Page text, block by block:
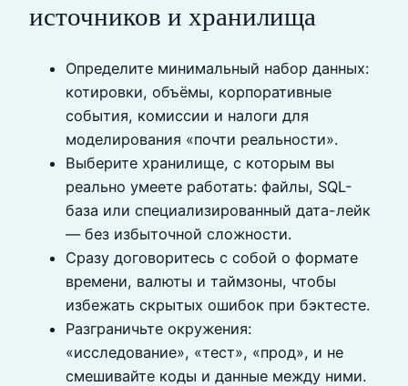
источников и хранилища
Определите минимальный набор данных:
котировки, объёмы, корпоративные
события, комиссии и налоги для
моделирования «почти реальности».
Выберите хранилище, с которым вы
реально умеете работать: файлы, SQL-
база или специализированный дата-лейк
— без избыточной сложности.
Сразу договоритесь с собой о формате
времени, валюты и таймзоны, чтобы
избежать скрытых ошибок при бэктесте.
Разграничьте окружения:
«исследование», «тест», «прод», и не
смешивайте коды и данные между ними.